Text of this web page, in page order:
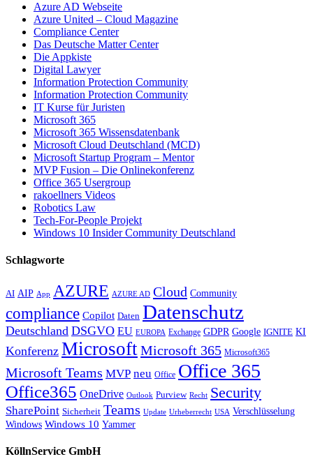
Azure AD Webseite
Azure United – Cloud Magazine
Compliance Center
Das Deutsche Matter Center
Die Appkiste
Digital Lawyer
Information Protection Community
Information Protection Community
IT Kurse für Juristen
Microsoft 365
Microsoft 365 Wissensdatenbank
Microsoft Cloud Deutschland (MCD)
Microsoft Startup Program – Mentor
MVP Fusion – Die Onlinekonferenz
Office 365 Usergroup
rakoellners Videos
Robotics Law
Tech-For-People Projekt
Windows 10 Insider Community Deutschland
Schlagworte
AI AIP App AZURE AZURE AD Cloud Community
compliance Copilot Daten Datenschutz
Deutschland DSGVO EU EUROPA Exchange GDPR Google IGNITE KI
Konferenz MicrosoftMicrosoft 365 Microsoft365
Microsoft Teams MVP neu Office Office 365
Office365 OneDrive Outlook Purview Recht Security
SharePoint Sicherheit Teams Update Urheberrecht USA Verschlüsselung
Windows Windows 10 Yammer
KöllnService GmbH